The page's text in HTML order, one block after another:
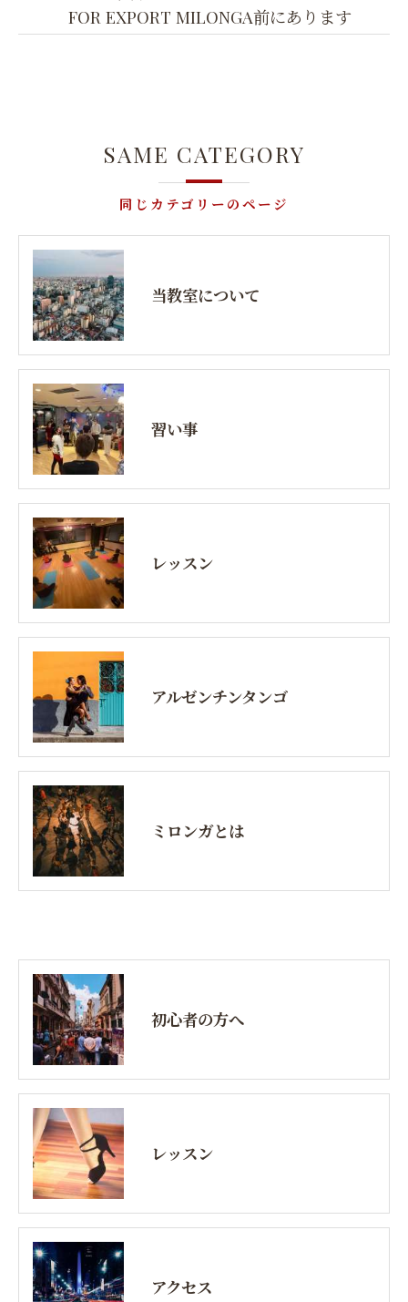
FOR EXPORT MILONGA前にあります
同じカテゴリーのページ
SAME CATEGORY
当教室について
習い事
レッスン
アルゼンチンタンゴ
ミロンガとは
初心者の方へ
レッスン
アクセス